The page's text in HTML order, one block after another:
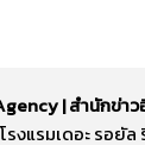
| สำนักข่า
รงแรมเดอะ รอยัล